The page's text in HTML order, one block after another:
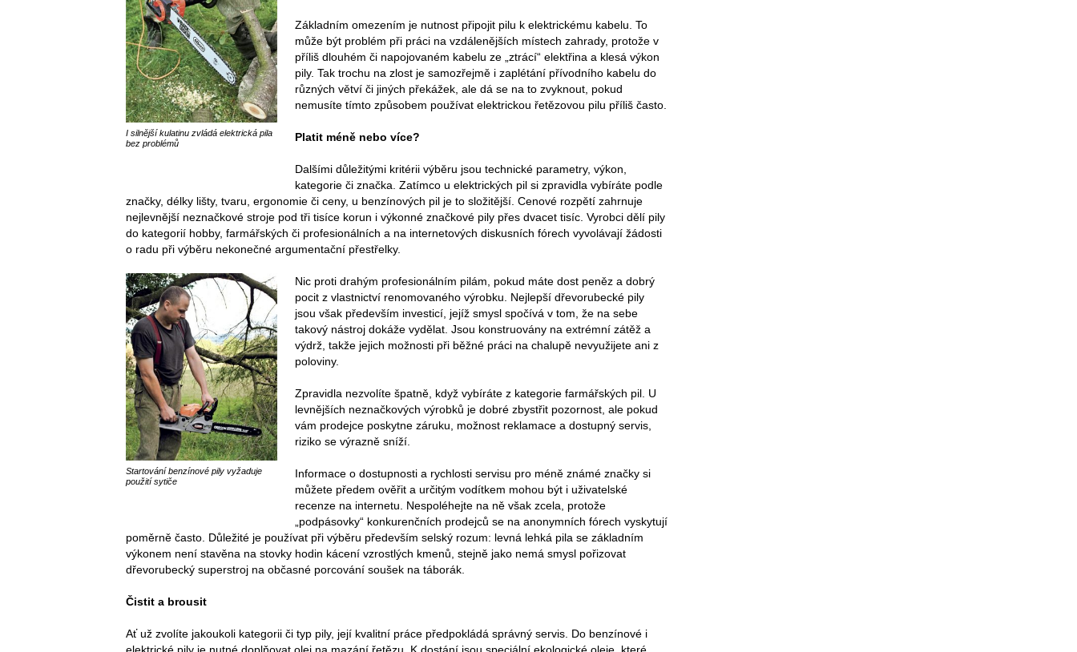
I silnější kulatinu zvládá elektrická pila
bez problémů
Základním omezením je nutnost připojit pilu k elektrickému kabelu. To
může být problém při práci na vzdálenějších místech zahrady, protože v
příliš dlouhém či napojovaném kabelu ze „ztrácí“ elektřina a klesá výkon
pily. Tak trochu na zlost je samozřejmě i zaplétání přívodního kabelu do
různých větví či jiných překážek, ale dá se na to zvyknout, pokud
nemusíte tímto způsobem používat elektrickou řetězovou pilu příliš často.
Platit méně nebo více?
Dalšími důležitými kritérii výběru jsou technické parametry, výkon,
kategorie či značka. Zatímco u elektrických pil si zpravidla vybíráte podle
značky, délky lišty, tvaru, ergonomie či ceny, u benzínových pil je to složitější. Cenové rozpětí zahrnuje
nejlevnější neznačkové stroje pod tři tisíce korun i výkonné značkové pily přes dvacet tisíc. Vyrobci dělí pily
do kategorií hobby, farmářských či profesionálních a na internetových diskusních fórech vyvolávají žádosti
o radu při výběru nekonečné argumentační přestřelky.
Startování benzínové pily vyžaduje
použití sytiče
Nic proti drahým profesionálním pilám, pokud máte dost peněz a dobrý
pocit z vlastnictví renomovaného výrobku. Nejlepší dřevorubecké pily
jsou však především investicí, jejíž smysl spočívá v tom, že na sebe
takový nástroj dokáže vydělat. Jsou konstruovány na extrémní zátěž a
výdrž, takže jejich možnosti při běžné práci na chalupě nevyužijete ani z
poloviny.
Zpravidla nezvolíte špatně, když vybíráte z kategorie farmářských pil. U
levnějších neznačkových výrobků je dobré zbystřit pozornost, ale pokud
vám prodejce poskytne záruku, možnost reklamace a dostupný servis,
riziko se výrazně sníží.
Informace o dostupnosti a rychlosti servisu pro méně známé značky si
můžete předem ověřit a určitým vodítkem mohou být i uživatelské
recenze na internetu. Nespoléhejte na ně však zcela, protože
„podpásovky“ konkurenčních prodejců se na anonymních fórech vyskytují
poměrně často. Důležité je používat při výběru především selský rozum: levná lehká pila se základním
výkonem není stavěna na stovky hodin kácení vzrostlých kmenů, stejně jako nemá smysl pořizovat
dřevorubecký superstroj na občasné porcování soušek na táborák.
Čistit a brousit
Ať už zvolíte jakoukoli kategorii či typ pily, její kvalitní práce předpokládá správný servis. Do benzínové i
elektrické pily je nutné doplňovat olej na mazání řetězu. K dostání jsou speciální ekologické oleje, které